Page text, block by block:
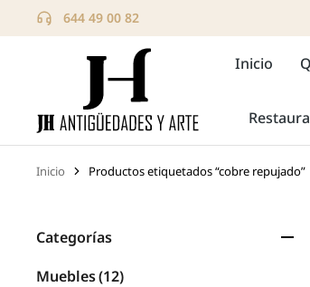
644 49 00 82
Inicio
Estás aquí:
Inicio Productos etiquetados “cobre repujado”
Categorías
Muebles(12)